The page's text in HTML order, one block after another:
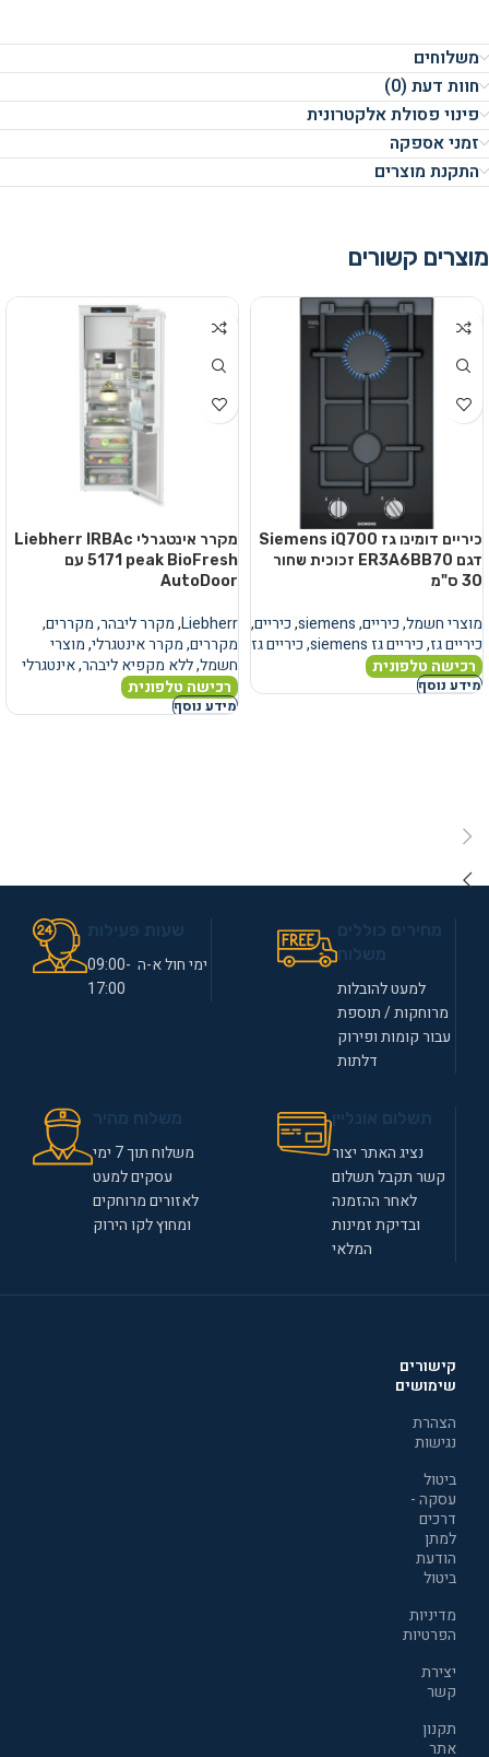
משלוחים
חוות דעת (0)
פינוי פסולת אלקטרונית
זמני אספקה
התקנת מוצרים
מוצרים קשורים
כיריים דומינו גז Siemens iQ700
דגם ER3A6BB70 זכוכית שחור
30 ס"מ
מוצרי חשמל,כיריים,
siemens
,כיריים,
כיריים גז,כיריים גז siemens ,כיריים גז
רכישה טלפונית
מידע נוסף
מקרר אינטגרלי Liebherr IRBAc
5171 peak BioFresh עם
AutoDoor
Liebherr
,מקרר ליבהר,מקררים,
מקררים,מקרר אינטגרלי,מוצרי
חשמל,ללא מקפיא ליבהר,אינטגרלי
רכישה טלפונית
מידע נוסף
למעט להובלות
מרוחקות / תוספת
עבור קומות ופירוק
דלתות
ימי חול א-ה 09:00-
17:00
נציג האתר יצור
קשר תקבל תשלום
לאחר ההזמנה
ובדיקת זמינות
המלאי
משלוח תוך 7 ימי
עסקים למעט
לאזורים מרוחקים
ומחוץ לקו הירוק
קישורים
שימושים
הצהרת
נגישות
ביטול
עסקה -
דרכים
למתן
הודעת
ביטול
מדיניות
הפרטיות
יצירת
קשר
תקנון
אתר